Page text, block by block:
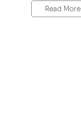
Read More